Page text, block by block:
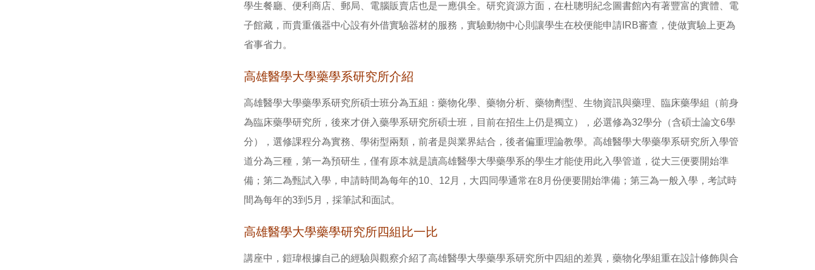
學生餐廳、便利商店、郵局、電腦販賣店也是一應俱全。研究資源方面，在杜聰明紀念圖書館內有著豐富的實體、電
子館藏，而貴重儀器中心設有外借實驗器材的服務，實驗動物中心則讓學生在校便能申請IRB審查，使做實驗上更為
省事省力。
高雄醫學大學藥學系研究所介紹
高雄醫學大學藥學系研究所碩士班分為五組：藥物化學、藥物分析、藥物劑型、生物資訊與藥理、臨床藥學組（前身
為臨床藥學研究所，後來才併入藥學系研究所碩士班，目前在招生上仍是獨立），必選修為32學分（含碩士論文6學
分），選修課程分為實務、學術型兩類，前者是與業界結合，後者偏重理論教學。高雄醫學大學藥學系研究所入學管
道分為三種，第一為預研生，僅有原本就是讀高雄醫學大學藥學系的學生才能使用此入學管道，從大三便要開始準
備；第二為甄試入學，申請時間為每年的10、12月，大四同學通常在8月份便要開始準備；第三為一般入學，考試時
間為每年的3到5月，採筆試和面試。
高雄醫學大學藥學研究所四組比一比
講座中，鎧瑋根據自己的經驗與觀察介紹了高雄醫學大學藥學系研究所中四組的差異，藥物化學組重在設計修飾與合